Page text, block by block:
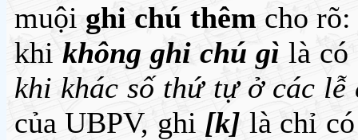
muội ghi chú thêm cho
khi không ghi chú gì là có
khi khác số thứ tự ở các lễ
của UBPV, ghi [k] là chỉ